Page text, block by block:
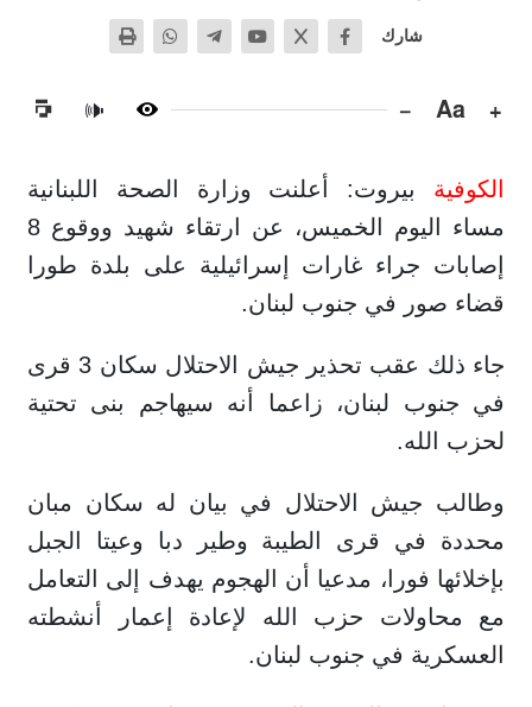
شارك
+
Aa
−
🔊
الكوفية بيروت: أعلنت وزارة الصحة اللبنانية
مساء اليوم الخميس، عن ارتقاء شهيد ووقوع 8
إصابات جراء غارات إسرائيلية على بلدة طورا
قضاء صور في جنوب لبنان.
جاء ذلك عقب تحذير جيش الاحتلال سكان 3 قرى
في جنوب لبنان، زاعما أنه سيهاجم بنى تحتية
لحزب الله.
وطالب جيش الاحتلال في بيان له سكان مبان
محددة في قرى الطيبة وطير دبا وعيتا الجبل
بإخلائها فورا، مدعيا أن الهجوم يهدف إلى التعامل
مع محاولات حزب الله لإعادة إعمار أنشطته
العسكرية في جنوب لبنان.